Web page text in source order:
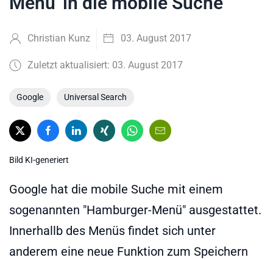
Christian Kunz 03. August 2017
Zuletzt aktualisiert: 03. August 2017
Google Universal Search
Bild KI-generiert
Google hat die mobile Suche mit einem
sogenannten "Hamburger-Menü" ausgestattet.
Innerhallb des Menüs findet sich unter
anderem eine neue Funktion zum Speichern